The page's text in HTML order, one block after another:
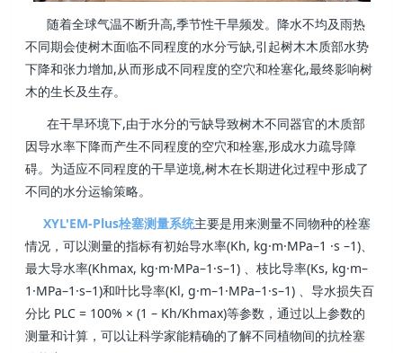
随着全球气温不断升高,季节性干旱频发。降水不均及雨热
不同期会使树木面临不同程度的水分亏缺,引起树木木质部水势
下降和张力增加,从而形成不同程度的空穴和栓塞化,最终影响树
木的生长及生存。
在干旱环境下,由于水分的亏缺导致树木不同器官的木质部
因导水率下降而产生不同程度的空穴和栓塞,形成水力疏导障
碍。为适应不同程度的干旱逆境,树木在长期进化过程中形成了
不同的水分运输策略。
XYL'EM-Plus栓塞测量系统主要是用来测量不同物种的栓塞
情况，可以测量的指标有初始导水率(Kh, kg·m·MPa–1 ·s –1)、
最大导水率(Khmax, kg·m·MPa–1·s–1) 、枝比导率(Ks, kg·m–
1·MPa–1·s–1)和叶比导率(Kl, g·m–1·MPa–1·s–1) 、导水损失百
分比 PLC = 100% × (1 – Kh/Khmax)等参数，通过以上参数的
测量和计算，可以让科学家能精确的了解不同植物间的抗栓塞